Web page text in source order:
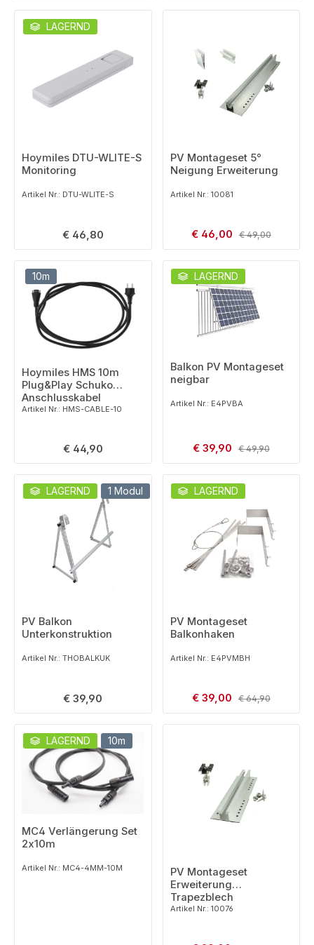
LAGERND
Hoymiles DTU-WLITE-S
Monitoring
Artikel Nr.: DTU-WLITE-S
Regulärer Preis:
€ 46,80
PV Montageset 5°
Neigung Erweiterung
Artikel Nr.: 10081
Verkaufspreis:
€ 46,00 Regulärer Preis:
€ 49,00
10m
Hoymiles HMS 10m
Plug&Play Schuko
Anschlusskabel
Artikel Nr.: HMS-CABLE-10
Regulärer Preis:
€ 44,90
LAGERND
Balkon PV Montageset
neigbar
Artikel Nr.: E4PVBA
Verkaufspreis:
€ 39,90 Regulärer Preis:
€ 49,90
LAGERND 1 Modul
PV Balkon
Unterkonstruktion
Artikel Nr.: THOBALKUK
Regulärer Preis:
€ 39,90
LAGERND
PV Montageset
Balkonhaken
Artikel Nr.: E4PVMBH
Verkaufspreis:
€ 39,00 Regulärer Preis:
€ 64,90
LAGERND 10m
MC4 Verlängerung Set
2x10m
Artikel Nr.: MC4-4MM-10M
PV Montageset
Erweiterung
Trapezblech
Artikel Nr.: 10076